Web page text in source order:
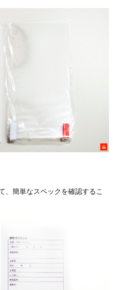
、簡単なスペックを確認するこ